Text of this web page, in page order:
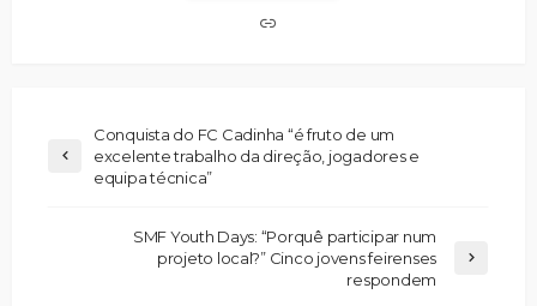
Conquista do FC Cadinha “é fruto de um
excelente trabalho da direção, jogadores e
equipa técnica”
SMF Youth Days: “Porquê participar num
projeto local?” Cinco jovens feirenses
respondem